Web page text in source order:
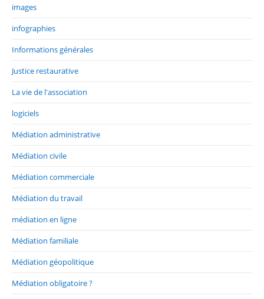
images
infographies
Informations générales
Justice restaurative
La vie de l'association
logiciels
Médiation administrative
Médiation civile
Médiation commerciale
Médiation du travail
médiation en ligne
Médiation familiale
Médiation géopolitique
Médiation obligatoire ?